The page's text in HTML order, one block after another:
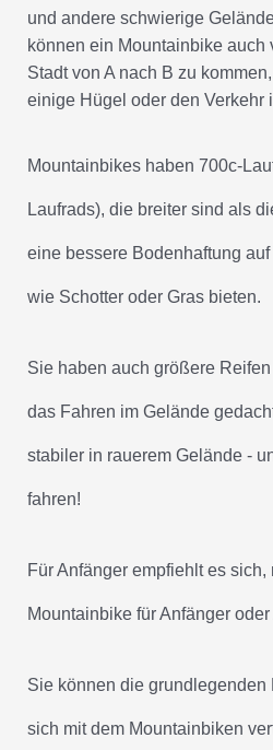
und andere schwierige
können ein Mountainbike auch
Stadt von A nach B zu
einige Hügel oder den Verkehr
Mountainbikes haben 700c-
Laufrads), die breiter sind als
eine bessere Bodenhaftung
wie Schotter oder Gras bieten.
Sie haben auch größere
das Fahren im Gelände
stabiler in rauerem Gelände -
fahren!
Für Anfänger empfiehlt es
Mountainbike für Anfänger
Sie können die
sich mit dem Mountainbiken